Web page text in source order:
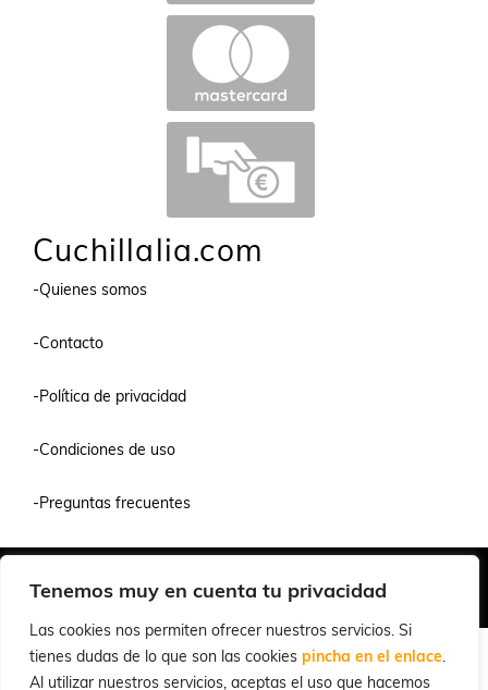
Tenemos muy en cuenta tu privacidad
Las cookies nos permiten ofrecer nuestros servicios. Si
tienes dudas de lo que son las cookies pincha en el enlace.
Al utilizar nuestros servicios, aceptas el uso que hacemos
Cuchillalia.com
-Quienes somos
-Contacto
-Política de privacidad
-Condiciones de uso
-Preguntas frecuentes
© 2026 Cuchillalia.com